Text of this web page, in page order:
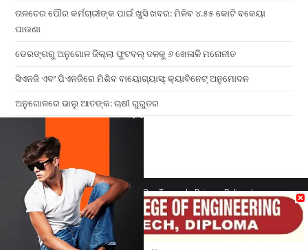
ତାଳଚେର ପୌର କର୍ମଚାରୀଙ୍କ ପାଇଁ ଖୁସି ଖବର: ମିଳିବ ୪.୫୫ କୋଟି ବକେୟା
ପାଉଣା
ଡେରଙ୍ଗରୁ ଅନୁଗୋଳ ଜିଲ୍ଲା ଫୁଟବଲ୍ ଦଳକୁ ୬ ଖେଳାଳି ମନୋନୀତ
ସିଏନଜି ଏବଂ ପିଏନଜିରେ ମିଶିବ ବାୟୋଗ୍ୟାସ୍: କ୍ୟାବିନେଟ୍ ଅନୁମୋଦନ
ଅନୁଗୋଳରେ ଭାଲୁ ଆତଙ୍କ: ଚାଷୀ ଗୁରୁତର
Home Contact us Our Team
Privacy Policy
Terms & Conditions
Copyright 2026 - ATV Angul All Rights Reserved
Made with ❤️ By UPDIGIT
×